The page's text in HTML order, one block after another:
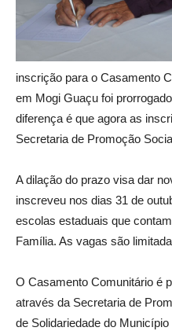
inscrição para o Casamento
em Mogi Guaçu foi
diferença é que agora as
Secretaria de Promoção
A dilação do prazo visa dar
inscreveu nos dias 31 de
escolas estaduais que
Família. As vagas são
O Casamento Comunitário é
através da Secretaria de
de Solidariedade do